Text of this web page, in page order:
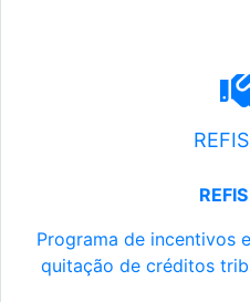
Programa de incentivos
quitação de créditos